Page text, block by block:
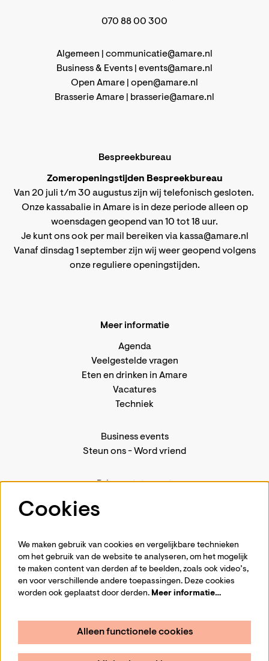
070 88 00 300
Algemeen | communicatie@amare.nl
Business & Events | events@amare.nl
Open Amare | open@amare.nl
Brasserie Amare | brasserie@amare.nl
Bespreekbureau
Zomeropeningstijden Bespreekbureau
Van 20 juli t/m 30 augustus zijn wij telefonisch gesloten.
Onze kassabalie in Amare is in deze periode alleen op
woensdagen geopend van 10 tot 18 uur.
Je kunt ons ook per mail bereiken via kassa@amare.nl
Vanaf dinsdag 1 september zijn wij weer geopend volgens
onze reguliere openingstijden.
Meer informatie
Agenda
Veelgestelde vragen
Eten en drinken in Amare
Vacatures
Techniek
Business events
Steun ons-Word vriend
Privacystatement
Volg ons
Schrijf je in voor de nieuwsbrief
Cookies
We maken gebruik van cookies en vergelijkbare technieken
om het gebruik van de website te analyseren, om het mogelijk
te maken content van derden af te beelden, zoals ook video’s,
en voor verschillende andere toepassingen. Deze cookies
worden ook geplaatst door derden. Meer informatie…
Alleen functionele cookies